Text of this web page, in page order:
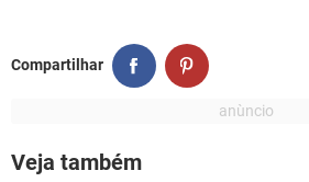
Compartilhar
Veja também